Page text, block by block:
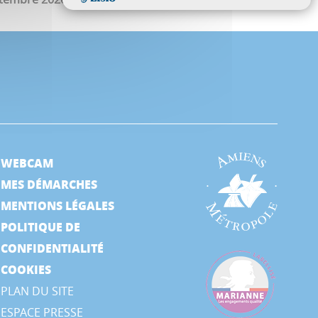
WEBCAM
MES DÉMARCHES
MENTIONS LÉGALES
POLITIQUE DE
CONFIDENTIALITÉ
COOKIES
PLAN DU SITE
ESPACE PRESSE